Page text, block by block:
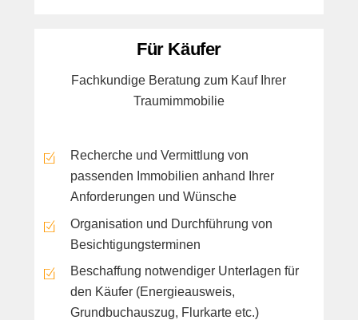
Für Käufer
Fachkundige Beratung zum Kauf Ihrer
Traumimmobilie
Recherche und Vermittlung von
passenden Immobilien anhand Ihrer
Anforderungen und Wünsche
Organisation und Durchführung von
Besichtigungsterminen
Beschaffung notwendiger Unterlagen für
den Käufer (Energieausweis,
Grundbuchauszug, Flurkarte etc.)